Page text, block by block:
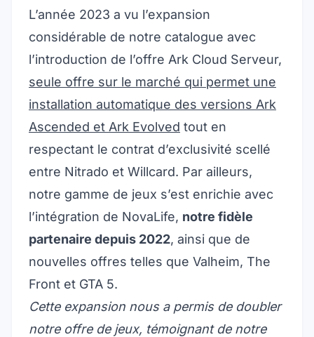
L’année 2023 a vu l’expansion
considérable de notre catalogue avec
l’introduction de l’offre Ark Cloud Serveur,
seule offre sur le marché qui permet une
installation automatique des versions Ark
Ascended et Ark Evolved tout en
respectant le contrat d’exclusivité scellé
entre Nitrado et Willcard. Par ailleurs,
notre gamme de jeux s’est enrichie avec
l’intégration de NovaLife, notre fidèle
partenaire depuis 2022, ainsi que de
nouvelles offres telles que Valheim, The
Front et GTA 5.
Cette expansion nous a permis de doubler
notre offre de jeux, témoignant de notre